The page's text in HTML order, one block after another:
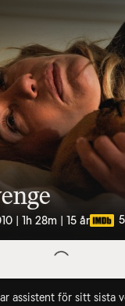
| 1h 28m | 15 år
assistent för sitt sista